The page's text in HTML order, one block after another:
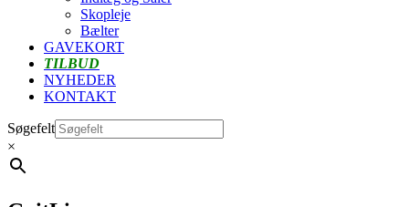
Skopleje
Bælter
GAVEKORT
TILBUD
NYHEDER
KONTAKT
Søgefelt
×